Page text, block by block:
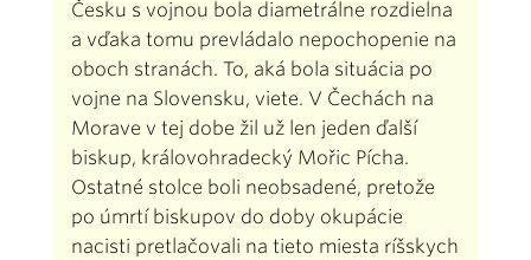
Česku s vojnou bola diametrálne rozdielna
a vďaka tomu prevládalo nepochopenie na
oboch stranách. To, aká bola situácia po
vojne na Slovensku, viete. V Čechách na
Morave v tej dobe žil už len jeden ďalší
biskup, královohradecký Mořic Pícha.
Ostatné stolce boli neobsadené, pretože
po úmrtí biskupov do doby okupácie
nacisti pretlačovali na tieto miesta ríšskych